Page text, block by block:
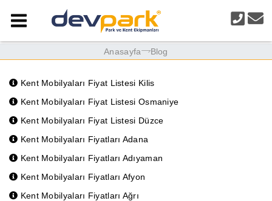
Anasayfa Blog
Kent Mobilyaları Fiyat Listesi Kilis
Kent Mobilyaları Fiyat Listesi Osmaniye
Kent Mobilyaları Fiyat Listesi Düzce
Kent Mobilyaları Fiyatları Adana
Kent Mobilyaları Fiyatları Adıyaman
Kent Mobilyaları Fiyatları Afyon
Kent Mobilyaları Fiyatları Ağrı